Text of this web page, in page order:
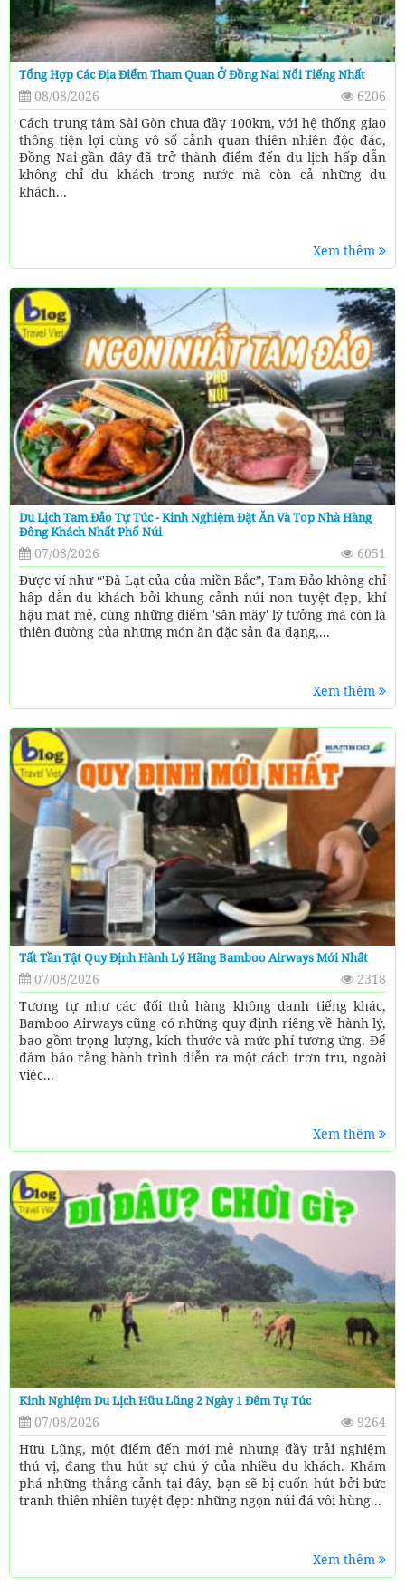
Tổng Hợp Các Địa Điểm Tham Quan Ở Đồng Nai Nổi Tiếng Nhất
08/08/2026
6206
Cách trung tâm Sài Gòn chưa đầy 100km, với hệ thống giao
thông tiện lợi cùng vô số cảnh quan thiên nhiên độc đáo,
Đồng Nai gần đây đã trở thành điểm đến du lịch hấp dẫn
không chỉ du khách trong nước mà còn cả những du
khách...
Xem thêm
Du Lịch Tam Đảo Tự Túc - Kinh Nghiệm Đặt Ăn Và Top Nhà Hàng
Đông Khách Nhất Phố Núi
07/08/2026
6051
Được ví như “'Đà Lạt của của miền Bắc”, Tam Đảo không chỉ
hấp dẫn du khách bởi khung cảnh núi non tuyệt đẹp, khí
hậu mát mẻ, cùng những điểm 'săn mây' lý tưởng mà còn là
thiên đường của những món ăn đặc sản đa dạng,...
Xem thêm
Tất Tần Tật Quy Định Hành Lý Hãng Bamboo Airways Mới Nhất
07/08/2026
2318
Tương tự như các đối thủ hàng không danh tiếng khác,
Bamboo Airways cũng có những quy định riêng về hành lý,
bao gồm trọng lượng, kích thước và mức phí tương ứng. Để
đảm bảo rằng hành trình diễn ra một cách trơn tru, ngoài
việc...
Xem thêm
Kinh Nghiệm Du Lịch Hữu Lũng 2 Ngày 1 Đêm Tự Túc
07/08/2026
9264
Hữu Lũng, một điểm đến mới mẻ nhưng đầy trải nghiệm
thú vị, đang thu hút sự chú ý của nhiều du khách. Khám
phá những thắng cảnh tại đây, bạn sẽ bị cuốn hút bởi bức
tranh thiên nhiên tuyệt đẹp: những ngọn núi đá vôi hùng...
Xem thêm